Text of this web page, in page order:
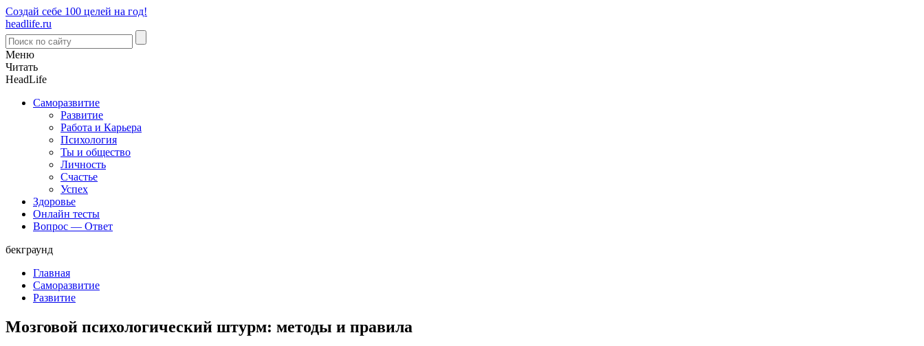
Создай себе 100 целей на год!
headlife.ru
Меню
Читать
HeadLife
Саморазвитие
Развитие
Работа и Карьера
Психология
Ты и общество
Личность
Счастье
Успех
Здоровье
Онлайн тесты
Вопрос — Ответ
бекграунд
Главная
Саморазвитие
Развитие
Мозговой психологический штурм: методы и правила